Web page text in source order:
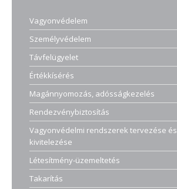
Vagyonvédelem
Személyvédelem
Távfelügyelet
Értékkísérés
Magánnyomozás, adósságkezelés
Rendezvénybiztosítás
Vagyonvédelmi rendszerek tervezése és
kivitelezése
Létesítmény-üzemeltetés
Takarítás